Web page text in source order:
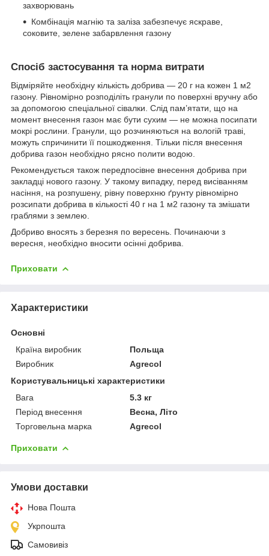
захворювань
Комбінація магнію та заліза забезпечує яскраве,
соковите, зелене забарвлення газону
Спосіб застосування та норма витрати
Відміряйте необхідну кількість добрива — 20 г на кожен 1 м2
газону. Рівномірно розподіліть гранули по поверхні вручну або
за допомогою спеціальної сівалки. Слід пам’ятати, що на
момент внесення газон має бути сухим — не можна посипати
мокрі рослини. Гранули, що розчиняються на вологій траві,
можуть спричинити її пошкодження. Тільки після внесення
добрива газон необхідно рясно полити водою.
Рекомендується також передпосівне внесення добрива при
закладці нового газону. У такому випадку, перед висіванням
насіння, на розпушену, рівну поверхню ґрунту рівномірно
розсипати добрива в кількості 40 г на 1 м2 газону та змішати
граблями з землею.
Добриво вносять з березня по вересень. Починаючи з
вересня, необхідно вносити осінні добрива.
Приховати
Характеристики
Основні
Країна виробник
Польща
Виробник
Agrecol
Користувальницькі характеристики
Вага
5.3 кг
Період внесення
Весна, Літо
Торговельна марка
Agrecol
Приховати
Умови доставки
Нова Пошта
Укрпошта
Самовивіз